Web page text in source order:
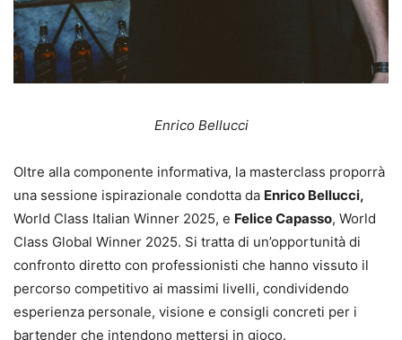
Enrico Bellucci
Oltre alla componente informativa, la masterclass proporrà
una sessione ispirazionale condotta da Enrico Bellucci,
World Class Italian Winner 2025, e Felice Capasso, World
Class Global Winner 2025. Si tratta di un’opportunità di
confronto diretto con professionisti che hanno vissuto il
percorso competitivo ai massimi livelli, condividendo
esperienza personale, visione e consigli concreti per i
bartender che intendono mettersi in gioco.